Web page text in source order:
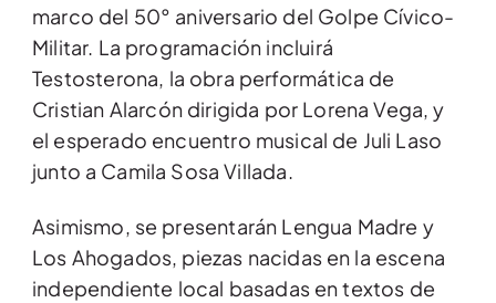
marco del 50° aniversario del Golpe Cívico-
Militar. La programación incluirá
Testosterona, la obra performática de
Cristian Alarcón dirigida por Lorena Vega, y
el esperado encuentro musical de Juli Laso
junto a Camila Sosa Villada.
Asimismo, se presentarán Lengua Madre y
Los Ahogados, piezas nacidas en la escena
independiente local basadas en textos de